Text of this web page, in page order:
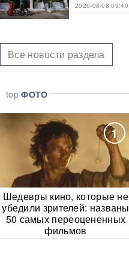
2026-08-08 09:40
Все новости раздела
topФОТО
1
Шедевры кино, которые не
убедили зрителей: названы
50 самых переоцененных
фильмов